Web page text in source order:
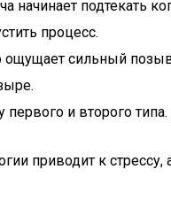
начинает подтекать
процесс.
сильный позыв
и второго типа.
приводит к